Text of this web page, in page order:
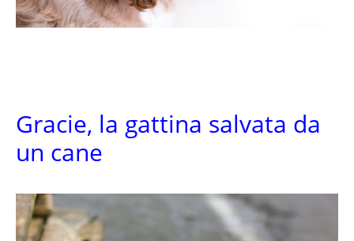
Gracie, la gattina salvata da
un cane